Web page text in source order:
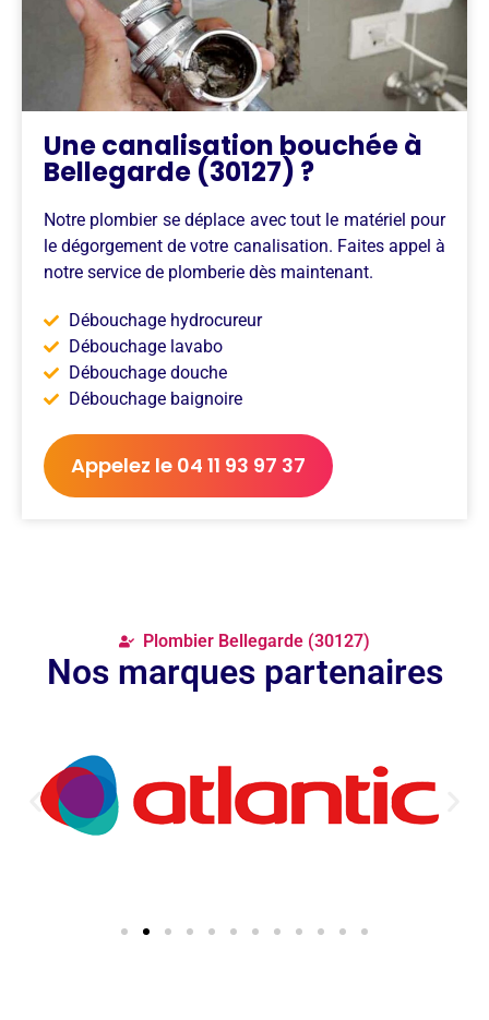
Une canalisation bouchée à
Bellegarde (30127) ?
Notre plombier se déplace avec tout le matériel pour
le dégorgement de votre canalisation. Faites appel à
notre service de plomberie dès maintenant.
Débouchage hydrocureur
Débouchage lavabo
Débouchage douche
Débouchage baignoire
Appelez le 04 11 93 97 37
Plombier Bellegarde (30127)
Nos marques partenaires